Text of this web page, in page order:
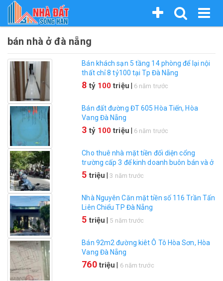
Nhảy
đến
nội
dung
bán nhà ở đà nẵng
Bán khách sạn 5 tầng 14 phòng để lại nội
thất chỉ 8 tỷ100 tại Tp Đà Nẵng
8tỷ100triệu 6 năm trước
Bán đất đường ĐT 605 Hòa Tiến, Hòa
Vang Đà Nẵng
3tỷ100triệu 6 năm trước
Cho thuê nhà mặt tiền đối diện cổng
trường cấp 3 để kinh doanh buôn bán và ở
sinh hoạt
5triệu |3 năm trước
Nhà Nguyên Căn mặt tiền số 116 Trần Tấn
Liên Chiểu TP Đà Nẵng
5triệu 5 năm trước
Bán 92m2 đường kiêt Ô Tô Hòa Sơn, Hòa
Vang Đà Nẵng
760triệu 6 năm trước